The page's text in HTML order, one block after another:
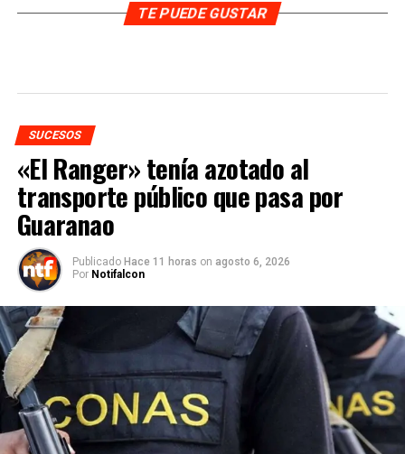
TE PUEDE GUSTAR
SUCESOS
«El Ranger» tenía azotado al
transporte público que pasa por
Guaranao
Publicado Hace 11 horas on agosto 6, 2026
Por Notifalcon